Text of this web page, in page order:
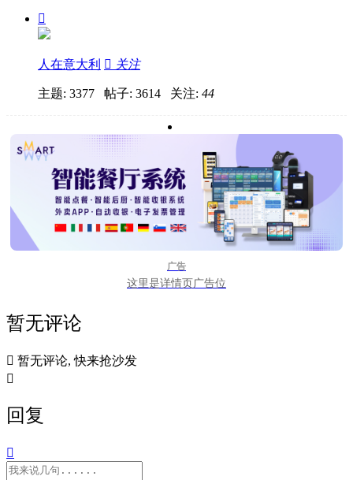

人在意大利  关注
主题: 3377 帖子: 3614 关注: 44
广告
这里是详情页广告位
暂无评论
 暂无评论, 快来抢沙发

回复
